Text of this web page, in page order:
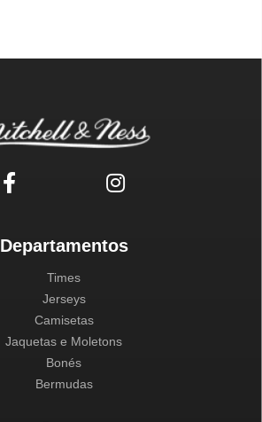
Departamentos
Times
Jerseys
Camisetas
Jaquetas e Moletons
Bonés
Bermudas